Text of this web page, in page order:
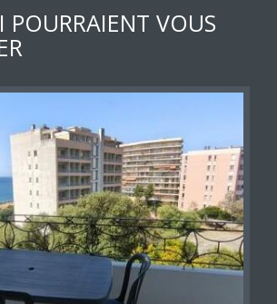
POURRAIENT VOUS